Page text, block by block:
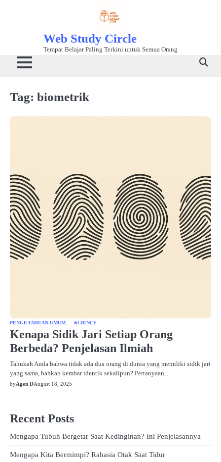
Web Study Circle
Tempat Belajar Paling Terkini untuk Semua Orang
Tag: biometrik
PENGETAHUAN UMUM SCIENCE
Kenapa Sidik Jari Setiap Orang
Berbeda? Penjelasan Ilmiah
Tahukah Anda bahwa tidak ada dua orang di dunia yang memiliki sidik jari
yang sama, bahkan kembar identik sekalipun? Pertanyaan…
byAgen DAugust 18, 2025
Recent Posts
Mengapa Tubuh Bergetar Saat Kedinginan? Ini Penjelasannya
Mengapa Kita Bermimpi? Rahasia Otak Saat Tidur